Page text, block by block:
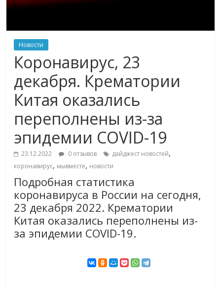
Новости
Коронавирус, 23
декабря. Крематории
Китая оказались
переполнены из-за
эпидемии COVID-19
23.12.2022 0 отзывов дайджест новостей,
коронавирус, мывместе, новости
Подробная статистика
коронавируса в России на сегодня,
23 декабря 2022. Крематории
Китая оказались переполнены из-
за эпидемии COVID-19.